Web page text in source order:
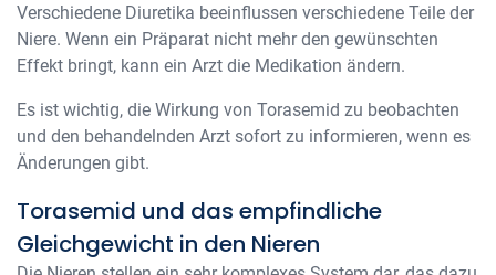
Verschiedene Diuretika beeinflussen verschiedene Teile der
Niere. Wenn ein Präparat nicht mehr den gewünschten
Effekt bringt, kann ein Arzt die Medikation ändern.
Es ist wichtig, die Wirkung von Torasemid zu beobachten
und den behandelnden Arzt sofort zu informieren, wenn es
Änderungen gibt.
Torasemid und das empfindliche
Gleichgewicht in den Nieren